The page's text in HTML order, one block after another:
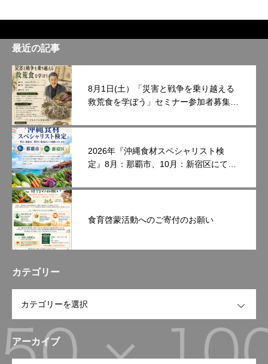
最近の記事
8月1日(土）「災害と戦争を乗り越える
救荒食を学ぼう」セミナー参加者募集中
2026年『沖縄食材スペシャリスト検
定』8月：那覇市、10月：新宿区にて開
食育啓蒙活動へのご寄付のお願い
カテゴリー
アーカイブ